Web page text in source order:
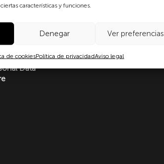
características y funciones.
Denegar Ver preferencias
de cookiesPolítica de privacidadAviso legal
in
European
and Organic
Data